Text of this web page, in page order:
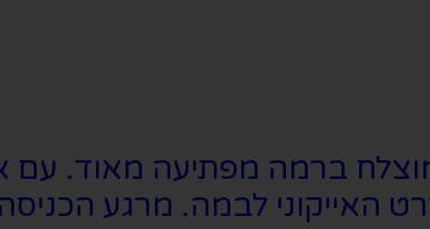
ברמה מפתיעה מאוד. עם
לבמה. מרגע